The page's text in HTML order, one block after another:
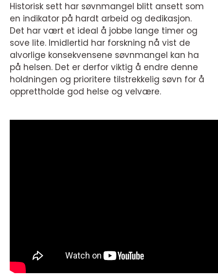
Historisk sett har søvnmangel blitt ansett som
en indikator på hardt arbeid og dedikasjon.
Det har vært et ideal å jobbe lange timer og
sove lite. Imidlertid har forskning nå vist de
alvorlige konsekvensene søvnmangel kan ha
på helsen. Det er derfor viktig å endre denne
holdningen og prioritere tilstrekkelig søvn for å
opprettholde god helse og velvære.